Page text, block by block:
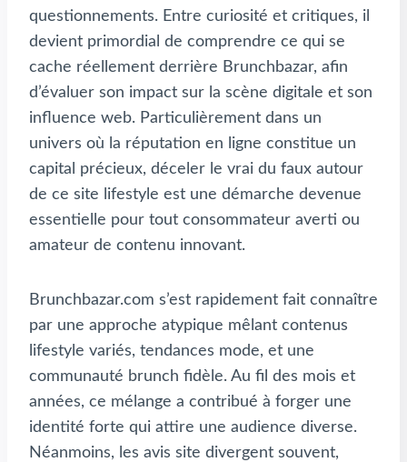
questionnements. Entre curiosité et critiques, il
devient primordial de comprendre ce qui se
cache réellement derrière Brunchbazar, afin
d’évaluer son impact sur la scène digitale et son
influence web. Particulièrement dans un
univers où la réputation en ligne constitue un
capital précieux, déceler le vrai du faux autour
de ce site lifestyle est une démarche devenue
essentielle pour tout consommateur averti ou
amateur de contenu innovant.
Brunchbazar.com s’est rapidement fait connaître
par une approche atypique mêlant contenus
lifestyle variés, tendances mode, et une
communauté brunch fidèle. Au fil des mois et
années, ce mélange a contribué à forger une
identité forte qui attire une audience diverse.
Néanmoins, les avis site divergent souvent,